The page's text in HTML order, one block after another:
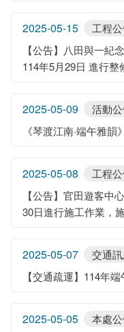
2025-05-15
工程
【公告】八田與一紀
114年5月29日 進行整
2025-05-09
活動
《琴渡江南·端午雅
2025-05-08
工程
【公告】官田遊客中
30日進行施工作業，
2025-05-07
交通
【交通疏運】114年
2025-05-05
本處